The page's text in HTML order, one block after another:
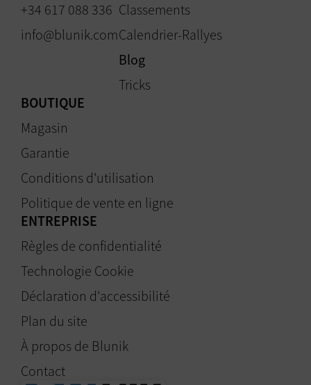
+34 617 088 336
info@blunik.com
Classements
Calendrier-Rallyes
Blog
Tricks
BOUTIQUE
Magasin
Garantie
Conditions d'utilisation
Politique de vente en ligne
ENTREPRISE
Règles de confidentialité
Technologie Cookie
Déclaration d'accessibilité
Plan du site
À propos de Blunik
Contact